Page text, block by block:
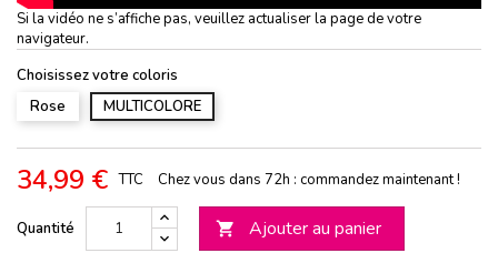
Si la vidéo ne s’affiche pas, veuillez actualiser la page de votre
navigateur.
Choisissez votre coloris
Rose
MULTICOLORE
34,99 € TTC Chez vous dans 72h : commandez maintenant !
Quantité  Ajouter au panier